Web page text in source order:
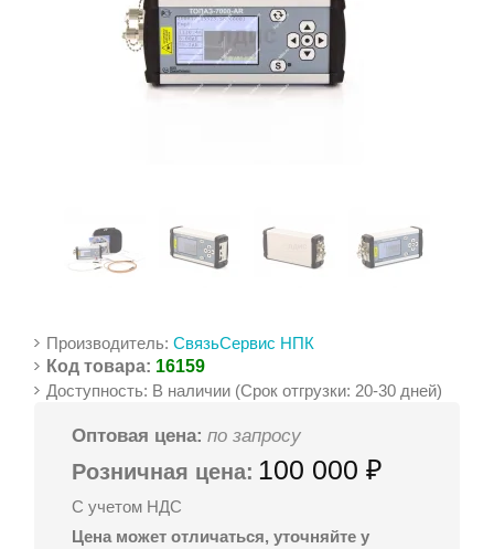
Производитель:СвязьСервис НПК
Код товара: 16159
Доступность: В наличии (Срок отгрузки: 20-30 дней)
Оптовая цена: по запросу
Розничная цена: 100 000 ₽
С учетом НДС
Цена может отличаться, уточняйте у